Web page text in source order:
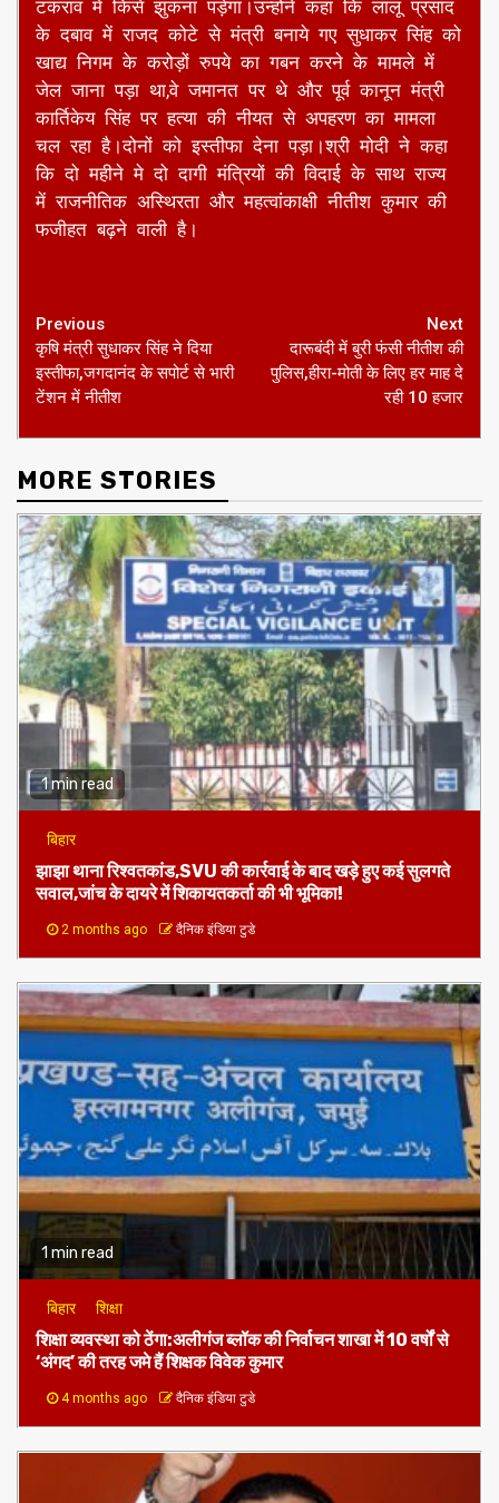
जेल जाना पड़ा था,वे जमानत पर थे और पूर्व कानून मंत्री
कार्तिकेय सिंह पर हत्या की नीयत से अपहरण का मामला
चल रहा है।दोनों को इस्तीफा देना पड़ा।श्री मोदी ने कहा
कि दो महीने मे दो दागी मंत्रियों की विदाई के साथ राज्य
में राजनीतिक अस्थिरता और महत्वांकाक्षी नीतीश कुमार की
फजीहत बढ़ने वाली है।
टेंशन में नीतीश
रही 10 हजार
MORE STORIES
1 min read
बिहार
झाझा थाना रिश्वतकांड,SVU की कार्रवाई के बाद खड़े हुए कई सुलगते
1 min read
बिहार शिक्षा
शिक्षा व्यवस्था को ठेंगा:अलीगंज ब्लॉक की निर्वाचन शाखा में 10 वर्षों से